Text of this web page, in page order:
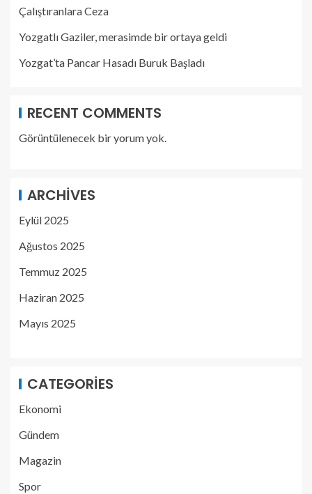
Çalıştıranlara Ceza
Yozgatlı Gaziler, merasimde bir ortaya geldi
Yozgat’ta Pancar Hasadı Buruk Başladı
RECENT COMMENTS
Görüntülenecek bir yorum yok.
ARCHIVES
Eylül 2025
Ağustos 2025
Temmuz 2025
Haziran 2025
Mayıs 2025
CATEGORIES
Ekonomi
Gündem
Magazin
Spor